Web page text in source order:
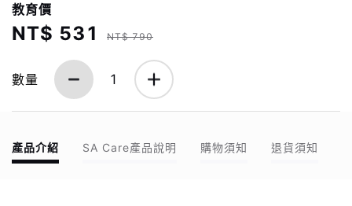
教育價
NT$ 531 NT$ 790
數量 1
產品介紹 SA Care產品說明 購物須知 退貨須知